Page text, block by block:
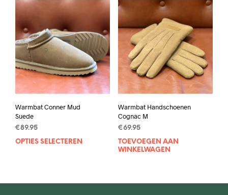
Warmbat Conner Mud
Suede
€89.95
OPTIES SELECTEREN
product
variaties.
Warmbat Handschoenen
Cognac M
€69.95
TOEVOEGEN AAN
WINKELWAGEN